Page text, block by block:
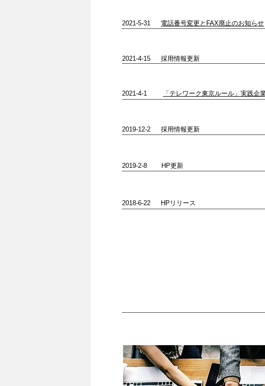
​2021-5-31 電話番号変更とFAX廃止のお知らせ
​2021-4-15 採用情報更新
​2021-4-1 「テレワーク東京ルール」実践企
​2019-12-2 採用情報更新
​2019-2-8 HP更新
2018-6-22 HPリリース